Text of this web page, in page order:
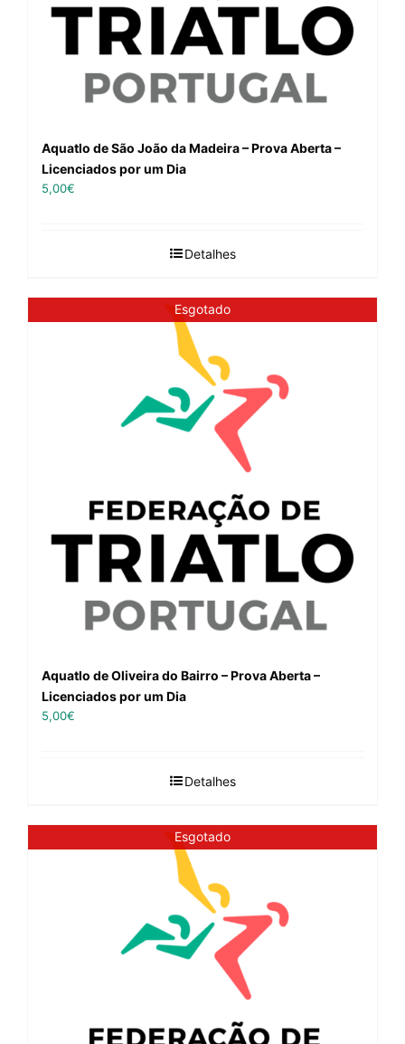
Aquatlo de São João da Madeira – Prova Aberta –
Licenciados por um Dia
5,00€
Detalhes
Esgotado
Aquatlo de Oliveira do Bairro – Prova Aberta –
Licenciados por um Dia
5,00€
Detalhes
Esgotado